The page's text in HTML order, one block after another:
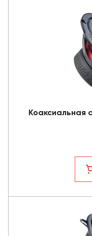
Коаксиальная